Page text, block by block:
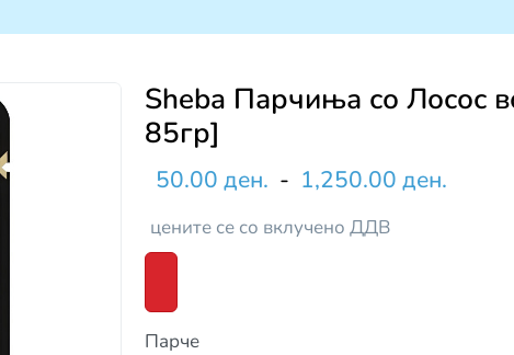
Sheba Парчиња со Лосос
85гр]
50.00 ден. - 1,250.00 ден.
цените се со вклучено ДДВ
Парче